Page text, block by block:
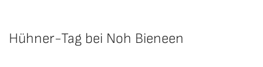
Hühner-Tag bei Noh Bieneen